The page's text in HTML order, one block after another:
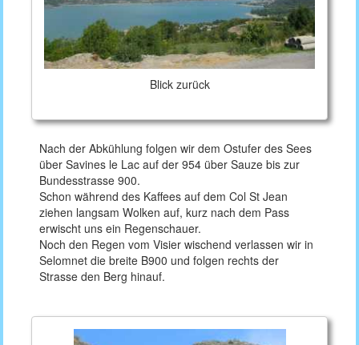
Blick zurück
Nach der Abkühlung folgen wir dem Ostufer des Sees
über Savines le Lac auf der 954 über Sauze bis zur
Bundesstrasse 900.
Schon während des Kaffees auf dem Col St Jean
ziehen langsam Wolken auf, kurz nach dem Pass
erwischt uns ein Regenschauer.
Noch den Regen vom Visier wischend verlassen wir in
Selomnet die breite B900 und folgen rechts der
Strasse den Berg hinauf.